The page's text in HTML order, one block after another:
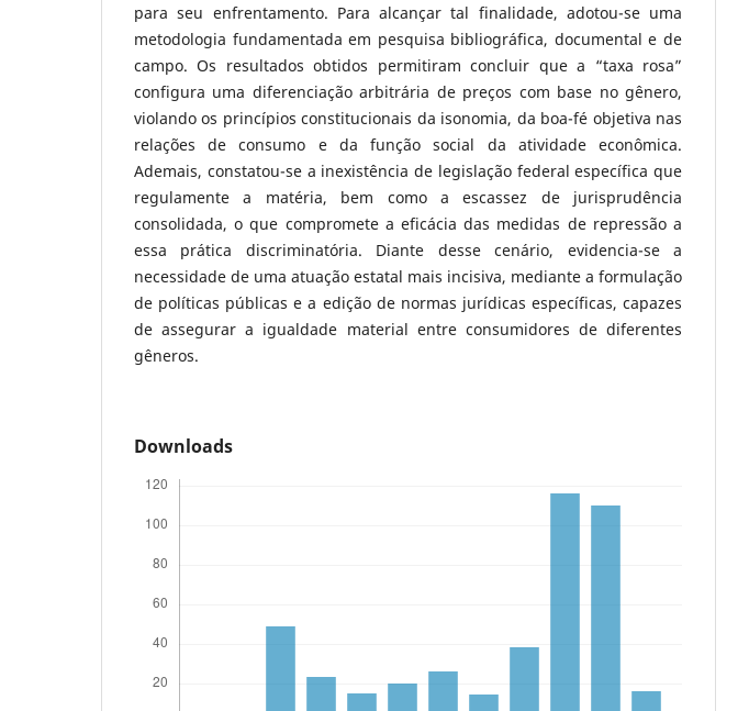
para seu enfrentamento. Para alcançar tal finalidade, adotou-se uma
metodologia fundamentada em pesquisa bibliográfica, documental e de
campo. Os resultados obtidos permitiram concluir que a “taxa rosa”
configura uma diferenciação arbitrária de preços com base no gênero,
violando os princípios constitucionais da isonomia, da boa-fé objetiva nas
relações de consumo e da função social da atividade econômica.
Ademais, constatou-se a inexistência de legislação federal específica que
regulamente a matéria, bem como a escassez de jurisprudência
consolidada, o que compromete a eficácia das medidas de repressão a
essa prática discriminatória. Diante desse cenário, evidencia-se a
necessidade de uma atuação estatal mais incisiva, mediante a formulação
de políticas públicas e a edição de normas jurídicas específicas, capazes
de assegurar a igualdade material entre consumidores de diferentes
gêneros.
Downloads